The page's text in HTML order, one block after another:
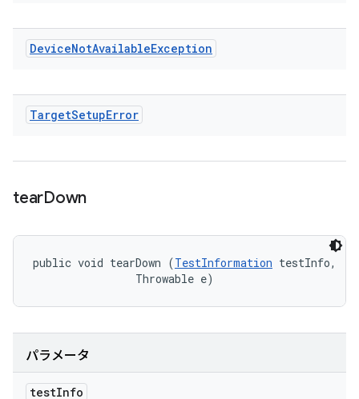
DeviceNotAvailableException
TargetSetupError
tearDown
public void tearDown (TestInformation testInfo,
                Throwable e)
パラメータ
testInfo